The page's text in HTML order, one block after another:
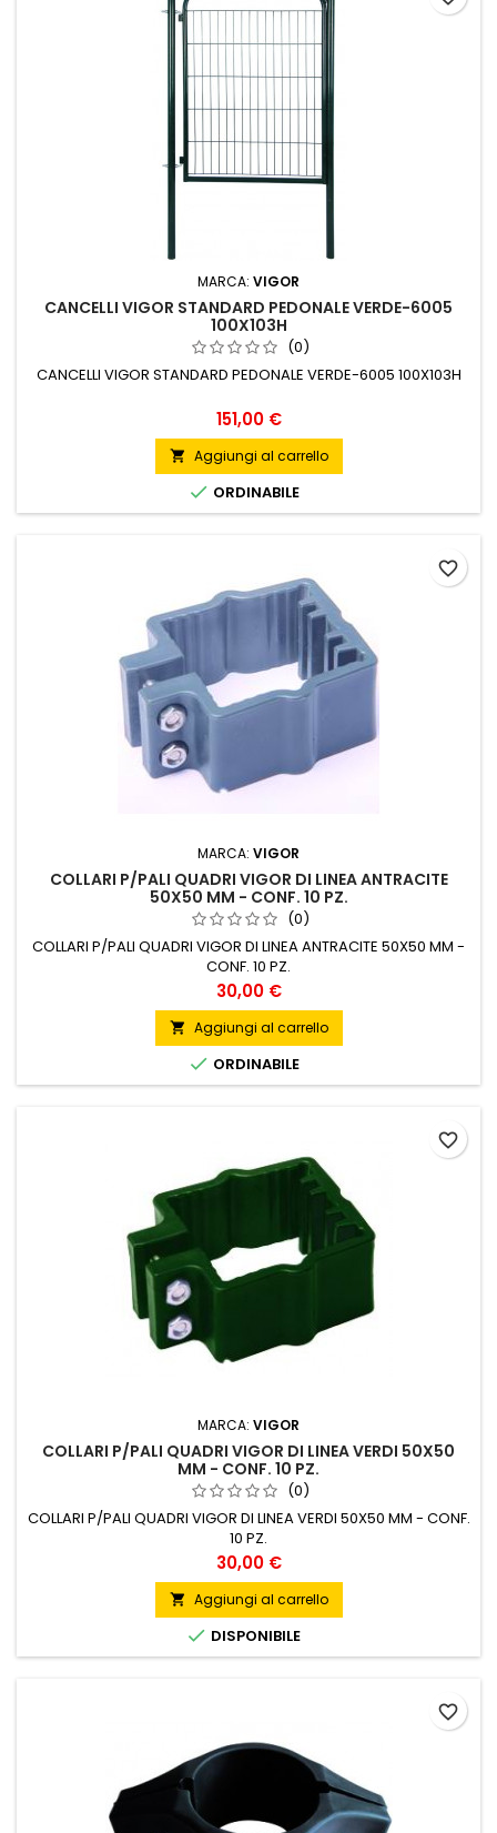
MARCA: VIGOR
CANCELLI VIGOR STANDARD PEDONALE VERDE-6005
100X103H
(0)
CANCELLI VIGOR STANDARD PEDONALE VERDE-6005 100X103H
Prezzo
151,00 €
 Aggiungi al carrello
 ORDINABILE
MARCA: VIGOR
COLLARI P/PALI QUADRI VIGOR DI LINEA ANTRACITE
50X50 MM - CONF. 10 PZ.
(0)
COLLARI P/PALI QUADRI VIGOR DI LINEA ANTRACITE 50X50 MM -
CONF. 10 PZ.
Prezzo
30,00 €
 Aggiungi al carrello
 ORDINABILE
favorite_border
MARCA: VIGOR
COLLARI P/PALI QUADRI VIGOR DI LINEA VERDI 50X50
MM - CONF. 10 PZ.
(0)
COLLARI P/PALI QUADRI VIGOR DI LINEA VERDI 50X50 MM - CONF.
10 PZ.
Prezzo
30,00 €
 Aggiungi al carrello
 DISPONIBILE
favorite_border
favorite_border